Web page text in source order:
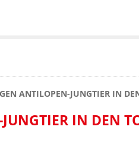
ANTILOPEN-JUNGTIER IN
IN DEN